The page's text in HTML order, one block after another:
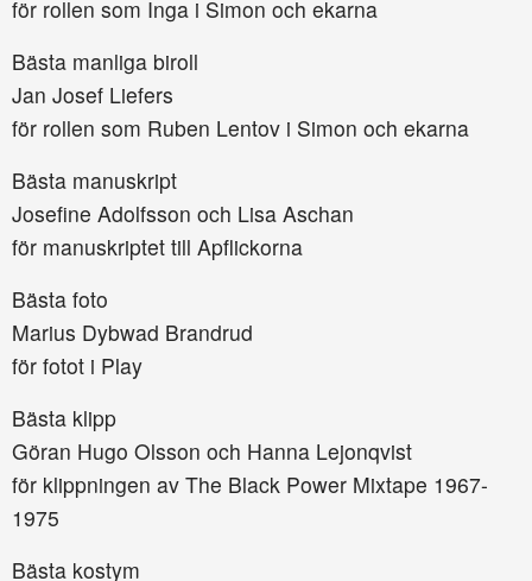
för rollen som Inga i Simon och ekarna
Bästa manliga biroll
Jan Josef Liefers
för rollen som Ruben Lentov i Simon och ekarna
Bästa manuskript
Josefine Adolfsson och Lisa Aschan
för manuskriptet till Apflickorna
Bästa foto
Marius Dybwad Brandrud
för fotot i Play
Bästa klipp
Göran Hugo Olsson och Hanna Lejonqvist
för klippningen av The Black Power Mixtape 1967-
1975
Bästa kostym